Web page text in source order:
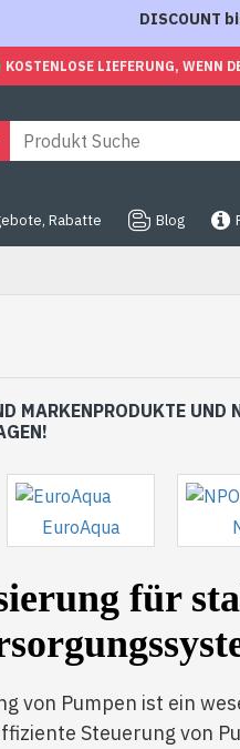
DISCOUNT
KOSTENLOSE LIEFERUNG, WENN
Rabatte Blog
MARKENPRODUKTE UND
EuroAqua
für
von Pumpen ist ein
Steuerung von